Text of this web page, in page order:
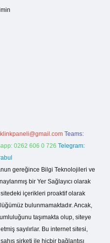
Teams:
0262 606 0 726 Telegram:
gereğince Bilgi Teknolojileri ve
bir Yer Sağlayıcı olarak
içerikleri proaktif olarak
bulunmamaktadır. Ancak,
taşımakta olup, siteye
sayılırlar. Bu internet sitesi,
şirketi ile hiçbir bağlantısı